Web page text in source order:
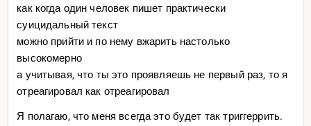
как когда один человек пишет практически
суицидальный текст
можно прийти и по нему вжарить настолько
высокомерно
а учитывая, что ты это проявляешь не первый раз, то я
отреагировал как отреагировал
Я полагаю, что меня всегда это будет так триггеррить.